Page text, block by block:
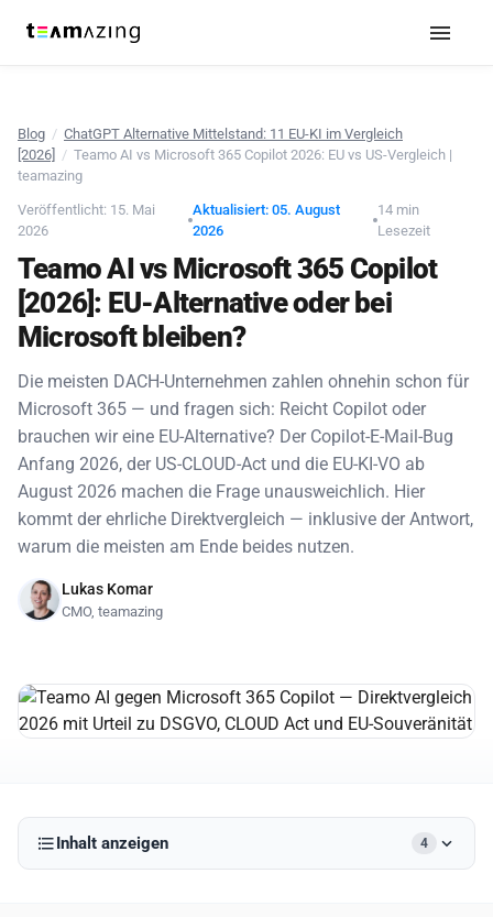
Blog / ChatGPT Alternative Mittelstand: 11 EU-KI im Vergleich
[2026]
/ Teamo AI vs Microsoft 365 Copilot 2026: EU vs US-Vergleich |
teamazing
Veröffentlicht: 15. Mai
2026
Aktualisiert: 05. August
2026
14 min
Lesezeit
Teamo AI vs Microsoft 365 Copilot
[2026]: EU-Alternative oder bei
Microsoft bleiben?
Die meisten DACH-Unternehmen zahlen ohnehin schon für
Microsoft 365 — und fragen sich: Reicht Copilot oder
brauchen wir eine EU-Alternative? Der Copilot-E-Mail-Bug
Anfang 2026, der US-CLOUD-Act und die EU-KI-VO ab
August 2026 machen die Frage unausweichlich. Hier
kommt der ehrliche Direktvergleich — inklusive der Antwort,
warum die meisten am Ende beides nutzen.
Lukas Komar
CMO, teamazing
Inhalt anzeigen 4